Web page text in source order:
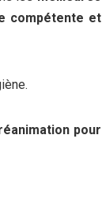
compétente et
pour